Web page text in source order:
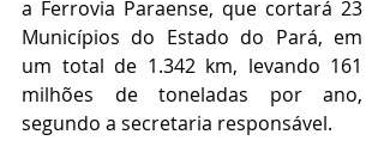
a Ferrovia Paraense, que cortará 23
Municípios do Estado do Pará, em
um total de 1.342 km, levando 161
milhões de toneladas por ano,
segundo a secretaria responsável.